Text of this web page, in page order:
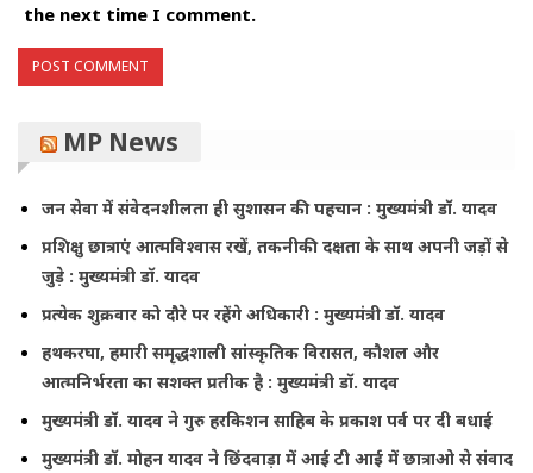
the next time I comment.
MP News
जन सेवा में संवेदनशीलता ही सुशासन की पहचान : मुख्यमंत्री डॉ. यादव
प्रशिक्षु छात्राएं आत्मविश्वास रखें, तकनीकी दक्षता के साथ अपनी जड़ों से
जुड़े : मुख्यमंत्री डॉ. यादव
प्रत्येक शुक्रवार को दौरे पर रहेंगे अधिकारी : मुख्यमंत्री डॉ. यादव
हथकरघा, हमारी समृद्धशाली सांस्कृतिक विरासत, कौशल और
आत्मनिर्भरता का सशक्त प्रतीक है : मुख्यमंत्री डॉ. यादव
मुख्यमंत्री डॉ. यादव ने गुरु हरकिशन साहिब के प्रकाश पर्व पर दी बधाई
मुख्यमंत्री डॉ. मोहन यादव ने छिंदवाड़ा में आई टी आई में छात्राओ से संवाद